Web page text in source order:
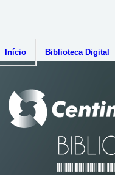
Início Biblioteca Digital